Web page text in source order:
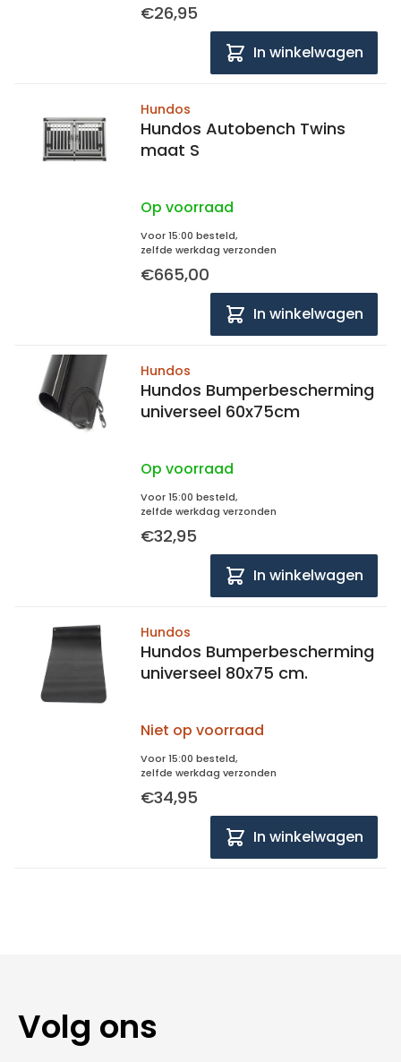
€26,95
In winkelwagen
Hundos
Hundos Autobench Twins
maat S
Op voorraad
Voor 15:00 besteld,
zelfde werkdag verzonden
€665,00
In winkelwagen
Hundos
Hundos Bumperbescherming
universeel 60x75cm
Op voorraad
Voor 15:00 besteld,
zelfde werkdag verzonden
€32,95
In winkelwagen
Hundos
Hundos Bumperbescherming
universeel 80x75 cm.
Niet op voorraad
Voor 15:00 besteld,
zelfde werkdag verzonden
€34,95
In winkelwagen
Volg ons